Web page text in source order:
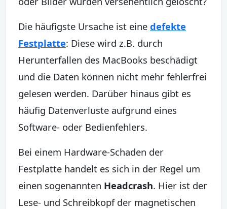
Die häufigste Ursache ist eine defekte
Festplatte: Diese wird z.B. durch
Herunterfallen des MacBooks beschädigt
und die Daten können nicht mehr fehlerfrei
gelesen werden. Darüber hinaus gibt es
häufig Datenverluste aufgrund eines
Software- oder Bedienfehlers.
Bei einem Hardware-Schaden der
Festplatte handelt es sich in der Regel um
einen sogenannten Headcrash. Hier ist der
Lese- und Schreibkopf der magnetischen